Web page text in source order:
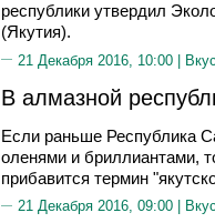
республики утвердил
(Якутия).
21 Декабря 2016, 10:00 |
В алмазной
Если раньше Республика
оленями и бриллиантами,
прибавится термин
21 Декабря 2016, 09:00 |